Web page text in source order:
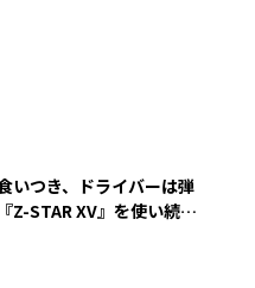
いつき、ドライバーは弾
Z-STAR XV』を使い続け